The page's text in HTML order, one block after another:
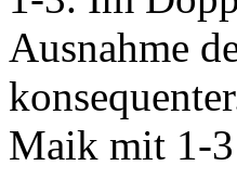
Ausnahme
Maik mit 1-3